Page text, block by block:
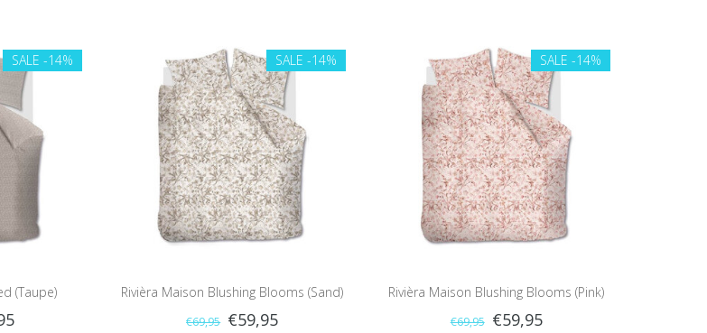
SALE -14%
(Taupe)
SALE-14%
Rivièra Maison Blushing Blooms (Sand)
€69,95 €59,95
SALE -14%
Rivièra Maison Blushing Blooms (Pink)
€69,95 €59,95